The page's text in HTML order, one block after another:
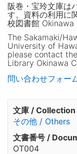
阪巻・宝玲文庫は
す。資料の利用に
校図書館 Okinawa
The Sakamaki/
University of
please contact
Library Okinawa
問い合わせフォー
文庫 / Collection
その他 / Others
文書番号 /
OT004